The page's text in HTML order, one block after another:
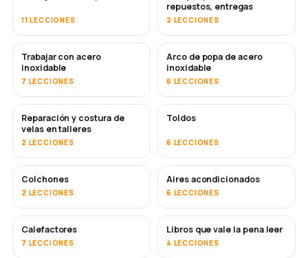
11 LECCIONES
repuestos, entregas
2 LECCIONES
PRONTO
Trabajar con acero
inoxidable
7 LECCIONES
Arco de popa de acero
inoxidable
6 LECCIONES
PRONTO
Reparación y costura de
velas en talleres
2 LECCIONES
Toldos
6 LECCIONES
Colchones
2 LECCIONES
PRONTO
Aires acondicionados
6 LECCIONES
PRONTO
Calefactores
7 LECCIONES
PRONTO
Libros que vale la pena leer
4 LECCIONES